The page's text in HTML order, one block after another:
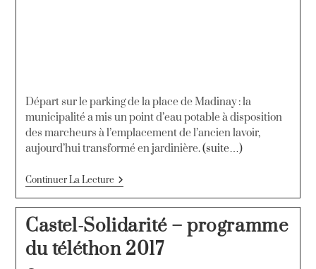
Départ sur le parking de la place de Madinay : la
municipalité a mis un point d’eau potable à disposition
des marcheurs à l’emplacement de l’ancien lavoir,
aujourd’hui transformé en jardinière.(suite…)
Continuer La Lecture
Castel-Solidarité – programme
du téléthon 2017